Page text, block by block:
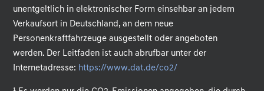
unentgeltlich in elektronischer Form einsehbar an jedem
Verkaufsort in Deutschland, an dem neue
Personenkraftfahrzeuge ausgestellt oder angeboten
werden. Der Leitfaden ist auch abrufbar unter der
Internetadresse: https://www.dat.de/co2/